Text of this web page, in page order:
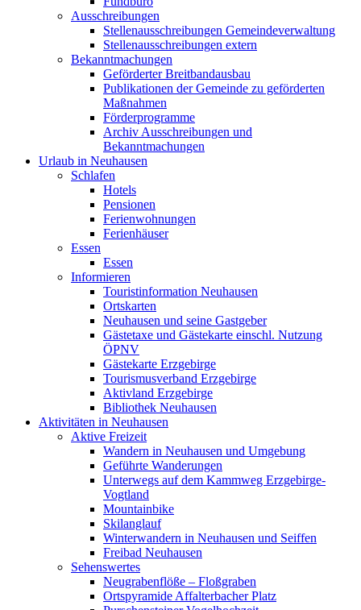
Ausschreibungen
Stellenausschreibungen Gemeindeverwaltung
Stellenausschreibungen extern
Bekanntmachungen
Geförderter Breitbandausbau
Publikationen der Gemeinde zu geförderten
Maßnahmen
Förderprogramme
Archiv Ausschreibungen und
Bekanntmachungen
Urlaub in Neuhausen
Schlafen
Hotels
Pensionen
Ferienwohnungen
Ferienhäuser
Essen
Essen
Informieren
Touristinformation Neuhausen
Ortskarten
Neuhausen und seine Gastgeber
Gästetaxe und Gästekarte einschl. Nutzung
ÖPNV
Gästekarte Erzgebirge
Tourismusverband Erzgebirge
Aktivland Erzgebirge
Bibliothek Neuhausen
Aktivitäten in Neuhausen
Aktive Freizeit
Wandern in Neuhausen und Umgebung
Geführte Wanderungen
Unterwegs auf dem Kammweg Erzgebirge-
Vogtland
Mountainbike
Skilanglauf
Winterwandern in Neuhausen und Seiffen
Freibad Neuhausen
Sehenswertes
Neugrabenflöße – Floßgraben
Ortspyramide Affalterbacher Platz